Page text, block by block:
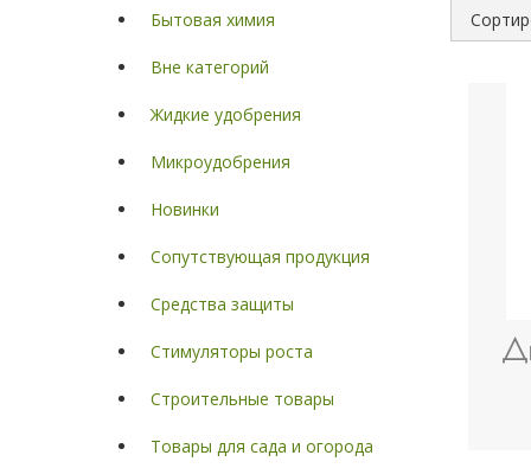
Бытовая химия
Вне категорий
Жидкие удобрения
Микроудобрения
Новинки
Сопутствующая продукция
Средства защиты
Стимуляторы роста
Строительные товары
Товары для сада и огорода